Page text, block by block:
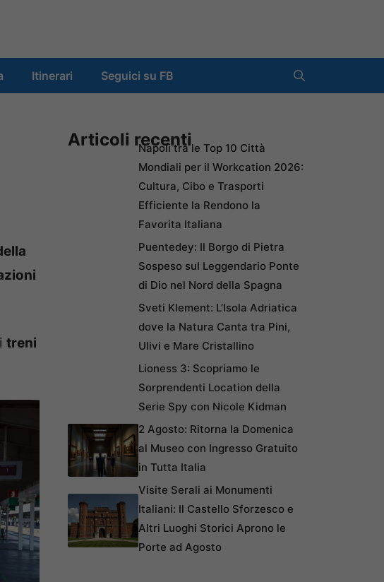
Itinerari Seguici su FB
treni
Articoli recentiNapoli tra le Top 10 Città
Mondiali per il Workcation 2026:
Cultura, Cibo e Trasporti
Efficiente la Rendono la
Favorita Italiana
Puentedey: Il Borgo di Pietra
Sospeso sul Leggendario Ponte
di Dio nel Nord della Spagna
Sveti Klement: L’Isola Adriatica
dove la Natura Canta tra Pini,
Ulivi e Mare Cristallino
Lioness 3: Scopriamo le
Sorprendenti Location della
Serie Spy con Nicole Kidman
2 Agosto: Ritorna la Domenica
al Museo con Ingresso Gratuito
in Tutta Italia
Visite Serali ai Monumenti
Italiani: Il Castello Sforzesco e
Altri Luoghi Storici Aprono le
Porte ad Agosto